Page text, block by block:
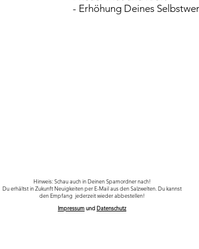
- Erhöhung Deines
Hinweis: Schau auch in Deinen Spamordner nach!
Du erhältst in Zukunft Neuigkeiten per E-Mail aus den Salzwelten. Du kannst
den Empfang jederzeit wieder abbestellen!
ImpressumundDatenschutz